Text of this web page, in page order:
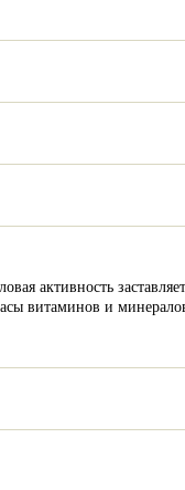
активность
витаминов и